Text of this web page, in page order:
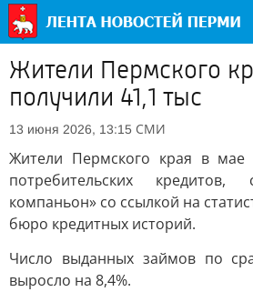
Жители Пермского
получили 41,1 тыс
13 июня 2026, 13:15 СМИ
Жители Пермского края в мае
потребительских
компаньон» со ссылкой на
бюро кредитных историй.
Число выданных займов по
выросло на 8,4%.